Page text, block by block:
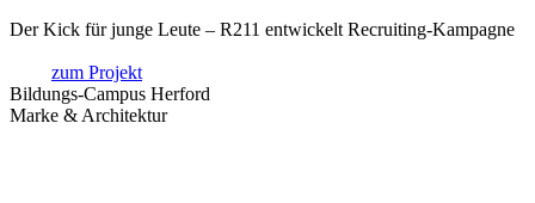
Der Kick für junge Leute – R211 entwickelt Recruiting-Kampagne
zum Projekt
Bildungs-Campus Herford
Marke & Architektur